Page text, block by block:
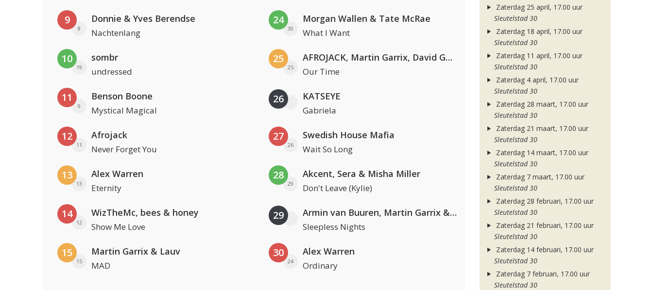
9
8
Donnie & Yves Berendse
Nachtenlang
10
19
sombr
undressed
11
9
Benson Boone
Mystical Magical
12
11
Afrojack
Never Forget You
13
13
Alex Warren
Eternity
14
12
WizTheMc, bees & honey
Show Me Love
15
15
Martin Garrix & Lauv
MAD
24
30
Morgan Wallen & Tate McRae
What I Want
25
25
AFROJACK, Martin Garrix, David Guetta & Amél
Our Time
26 KATSEYE
Gabriela
27
26
Swedish House Mafia
Wait So Long
28
29
Akcent, Sera & Misha Miller
Don't Leave (Kylie)
29 Armin van Buuren, Martin Garrix & Libby Whitehouse
Sleepless Nights
30
24
Alex Warren
Ordinary
Zaterdag 25 april, 17.00 uur
Sleutelstad 30
Zaterdag 18 april, 17.00 uur
Sleutelstad 30
Zaterdag 11 april, 17.00 uur
Sleutelstad 30
Zaterdag 4 april, 17.00 uur
Sleutelstad 30
Zaterdag 28 maart, 17.00 uur
Sleutelstad 30
Zaterdag 21 maart, 17.00 uur
Sleutelstad 30
Zaterdag 14 maart, 17.00 uur
Sleutelstad 30
Zaterdag 7 maart, 17.00 uur
Sleutelstad 30
Zaterdag 28 februari, 17.00 uur
Sleutelstad 30
Zaterdag 21 februari, 17.00 uur
Sleutelstad 30
Zaterdag 14 februari, 17.00 uur
Sleutelstad 30
Zaterdag 7 februari, 17.00 uur
Sleutelstad 30